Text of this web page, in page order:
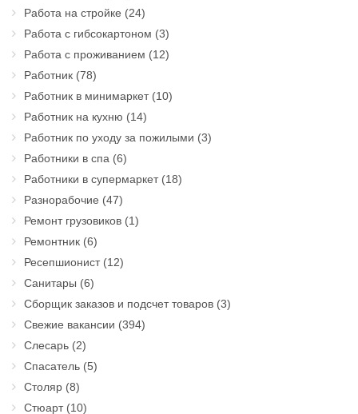
Работа на стройке (24)
Работа с гибсокартоном (3)
Работа с проживанием (12)
Работник (78)
Работник в минимаркет(10)
Работник на кухню (14)
Работник по уходу за пожилыми (3)
Работники в спа (6)
Работники в супермаркет(18)
Разнорабочие (47)
Ремонт грузовиков (1)
Ремонтник (6)
Ресепшионист(12)
Санитары (6)
Сборщик заказов и подсчет товаров (3)
Свежие вакансии (394)
Слесарь (2)
Спасатель (5)
Столяр (8)
Стюарт(10)